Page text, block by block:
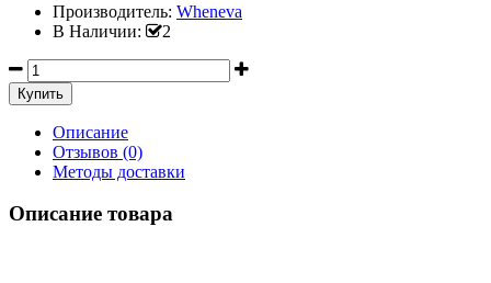
Производитель: Wheneva
В Наличии:
2
Описание
Отзывов (0)
Методы доставки
Описание товара